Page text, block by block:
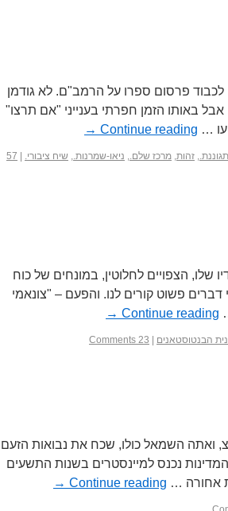
לכבוד פרסום ספרו על הרמב"ם. לא גודמן
אבל באותו הזמן חפרתי בענייני "אם תרצו"
…
Continue reading
→
, זהות, מרכז שלם., ניאו-שמרנות., שיח ציבורי.
57
הצפויים לחלוטין, במונחים של כוח
פשוט קורים לנו. והפעם – "צונאמי
Continue reading
→
הבנטוסטאנים 23 Comments
השמאל כולו, שכח את נבואות הזעם
נכנס למיינסטרים בשנות התשעים
אחורה … Continue reading
→